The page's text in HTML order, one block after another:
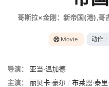
Movie 动作
导演：
亚当·温加德
主演：
丽贝卡·豪尔 / 布莱恩·泰里